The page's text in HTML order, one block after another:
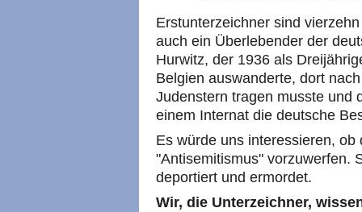
Erstunterzeichner sind
auch ein Überlebender der
Hurwitz, der 1936 als
Belgien auswanderte, dort
Judenstern tragen musste und
einem Internat die deutsche
Es würde uns interessieren,
"Antisemitismus" vorzuwerfen.
deportiert und ermordet.
Wir, die Unterzeichner,